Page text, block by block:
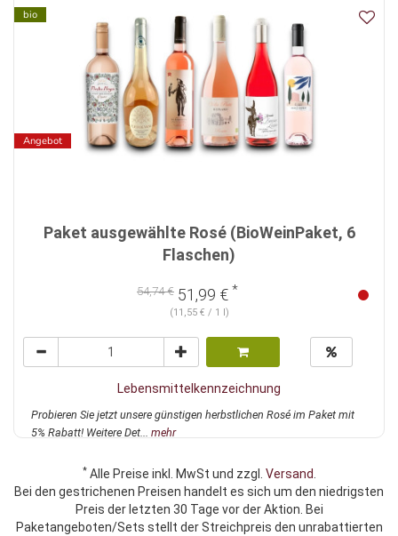
bio
Angebot
Paket ausgewählte Rosé (BioWeinPaket, 6
Flaschen)
54,74 € 51,99 € *
(11,55 € / 1 l)
Lebensmittelkennzeichnung
Probieren Sie jetzt unsere günstigen herbstlichen Rosé im Paket mit
5% Rabatt! Weitere Det... mehr
*Alle Preise inkl. MwSt und zzgl. Versand.
Bei den gestrichenen Preisen handelt es sich um den niedrigsten
Preis der letzten 30 Tage vor der Aktion. Bei
Paketangeboten/Sets stellt der Streichpreis den unrabattierten